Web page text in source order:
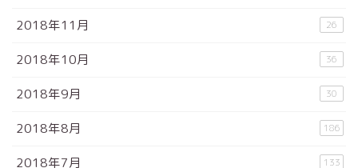
2018年11月 26
2018年10月 36
2018年9月 30
2018年8月 186
2018年7月 133